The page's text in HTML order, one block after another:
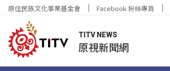
原住民族文化事業基金會 Facebook 粉絲專頁
TITV NEWS
原視新聞網